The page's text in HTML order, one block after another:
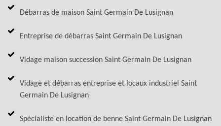
Débarras de maison Saint Germain De Lusignan
Entreprise de débarras Saint Germain De Lusignan
Vidage maison succession Saint Germain De Lusignan
Vidage et débarras entreprise et locaux industriel Saint
Germain De Lusignan
Spécialiste en location de benne Saint Germain De Lusignan